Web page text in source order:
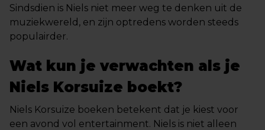
Sindsdien is Niels niet meer weg te denken uit de
muziekwereld, en zijn optredens worden steeds
populairder.
Wat kun je verwachten als je
Niels Korsuize boekt?
Niels Korsuize boeken betekent dat je kiest voor
een avond vol entertainment. Niels is niet alleen